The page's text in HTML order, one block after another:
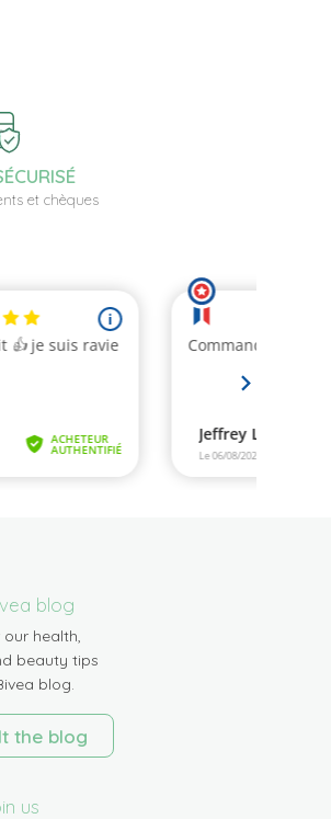
et chèques
blog
our health,
beauty tips
blog.
the blog
us